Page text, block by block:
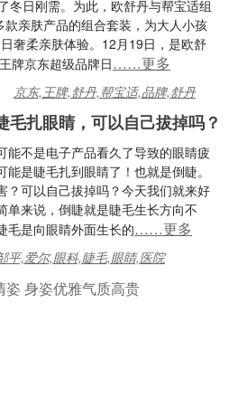
冬日刚需。为此，欧舒丹与帮宝适组
款亲肤产品的组合套装，为大人小孩
奢柔亲肤体验。12月19日，是欧舒
牌京东超级品牌日……更多
京东,王牌,舒丹,帮宝适,品牌,舒丹
毛扎眼睛，可以自己拔掉吗？
能不是电子产品看久了导致的眼睛疲
是睫毛扎到眼睛了！也就是倒睫。
？可以自己拔掉吗？今天我们就来好
单来说，倒睫就是睫毛生长方向不
毛是向眼睛外面生长的……更多
平,爱尔,眼科,睫毛,眼睛,医院